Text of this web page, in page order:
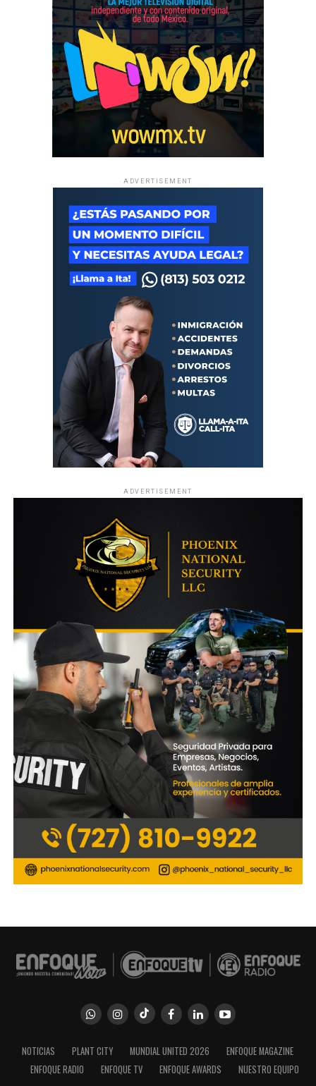
ADVERTISEMENT
ADVERTISEMENT
NOTICIAS PLANT CITY MUNDIAL UNITED 2026
ENFOQUE MAGAZINE
ENFOQUE RADIO
ENFOQUE TV ENFOQUE AWARDS NUESTRO EQUIPO